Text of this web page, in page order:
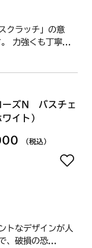
クラッチ」の意
力強くも丁寧...
ーズN バスチェ
イト）
（税込）
トなデザインが人
、破損の恐...